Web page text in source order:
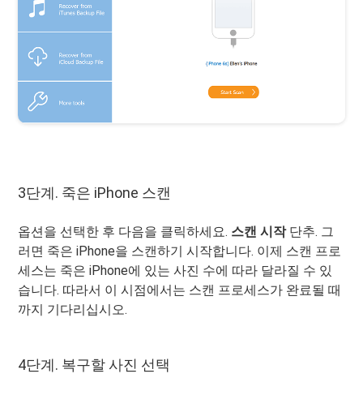
3단계. 죽은 iPhone 스캔
옵션을 선택한 후 다음을 클릭하세요. 스캔 시작단추. 그
러면 죽은 iPhone을 스캔하기 시작합니다. 이제 스캔 프로
세스는 죽은 iPhone에 있는 사진 수에 따라 달라질 수 있
습니다. 따라서 이 시점에서는 스캔 프로세스가 완료될 때
까지 기다리십시오.
4단계. 복구할 사진 선택